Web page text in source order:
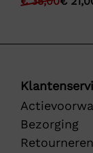
Bezorging
Retourneren